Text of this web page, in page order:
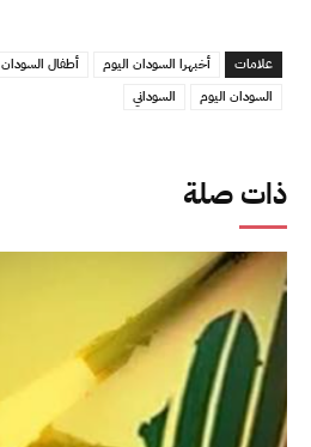
ذات صلة
علامات أخبهرا السودان اليوم أطفال السودان
السودان اليوم
السوداني